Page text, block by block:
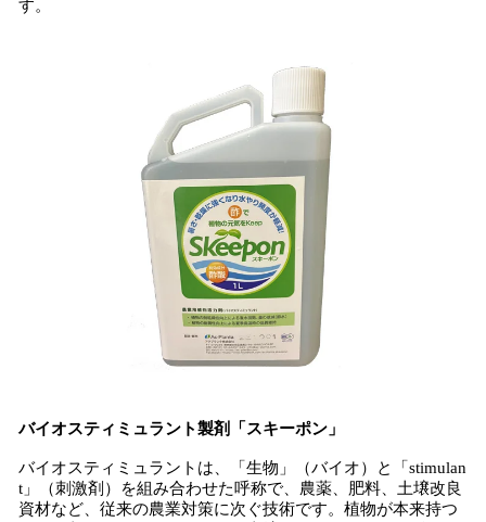
す。
バイオスティミュラント製剤「スキーポン」
バイオスティミュラントは、「生物」（バイオ）と「stimulan
t」（刺激剤）を組み合わせた呼称で、農薬、肥料、土壌改良
資材など、従来の農業対策に次ぐ技術です。植物が本来持つ